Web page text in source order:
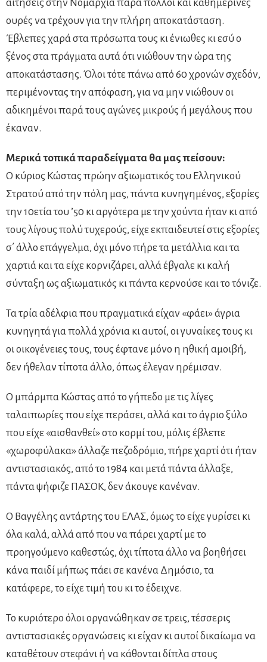
αιτήσεις στην Νομαρχία πάρα πολλοί και καθημερινές
ουρές να τρέχουν για την πλήρη αποκατάσταση.
Έβλεπες χαρά στα πρόσωπα τους κι ένιωθες κι εσύ ο
ξένος στα πράγματα αυτά ότι νιώθουν την ώρα της
αποκατάστασης. Όλοι τότε πάνω από 60 χρονών σχεδόν,
περιμένοντας την απόφαση, για να μην νιώθουν οι
αδικημένοι παρά τους αγώνες μικρούς ή μεγάλους που
έκαναν.
Μερικά τοπικά παραδείγματα θα μας πείσουν:
Ο κύριος Κώστας πρώην αξιωματικός του Ελληνικού
Στρατού από την πόλη μας, πάντα κυνηγημένος, εξορίες
την 10ετία του ’50 κι αργότερα με την χούντα ήταν κι από
τους λίγους πολύ τυχερούς, είχε εκπαιδευτεί στις εξορίες
σ΄ άλλο επάγγελμα, όχι μόνο πήρε τα μετάλλια και τα
χαρτιά και τα είχε κορνιζάρει, αλλά έβγαλε κι καλή
σύνταξη ως αξιωματικός κι πάντα κερνούσε και το τόνιζε.
Τα τρία αδέλφια που πραγματικά είχαν «φάει» άγρια
κυνηγητά για πολλά χρόνια κι αυτοί, οι γυναίκες τους κι
οι οικογένειες τους, τους έφτανε μόνο η ηθική αμοιβή,
δεν ήθελαν τίποτα άλλο, όπως έλεγαν ηρέμισαν.
Ο μπάρμπα Κώστας από το γήπεδο με τις λίγες
ταλαιπωρίες που είχε περάσει, αλλά και το άγριο ξύλο
που είχε «αισθανθεί» στο κορμί του, μόλις έβλεπε
«χωροφύλακα» άλλαζε πεζοδρόμιο, πήρε χαρτί ότι ήταν
αντιστασιακός, από το 1984 και μετά πάντα άλλαξε,
πάντα ψήφιζε ΠΑΣΟΚ, δεν άκουγε κανέναν.
Ο Βαγγέλης αντάρτης του ΕΛΑΣ, όμως το είχε γυρίσει κι
όλα καλά, αλλά από που να πάρει χαρτί με το
προηγούμενο καθεστώς, όχι τίποτα άλλο να βοηθήσει
κάνα παιδί μήπως πάει σε κανένα Δημόσιο, τα
κατάφερε, το είχε τιμή του κι το έδειχνε.
Το κυριότερο όλοι οργανώθηκαν σε τρεις, τέσσερις
αντιστασιακές οργανώσεις κι είχαν κι αυτοί δικαίωμα να
καταθέτουν στεφάνι ή να κάθονται δίπλα στους